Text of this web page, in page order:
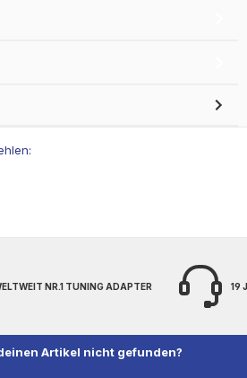
NR.1 TUNING ADAPTER 19
Artikel nicht gefunden?